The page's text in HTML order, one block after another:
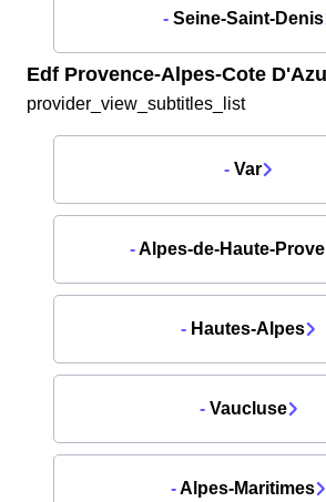
-Seine-Saint-Denis
Edf Provence-Alpes-Cote
provider_view_subtitles_list
- Var
-Alpes-de-Haute-
- Hautes-Alpes
-Vaucluse
-Alpes-Maritimes